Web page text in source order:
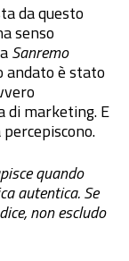
da questo
senso
Sanremo
andato è stato
di marketing. E
quando
autentica. Se
non escludo